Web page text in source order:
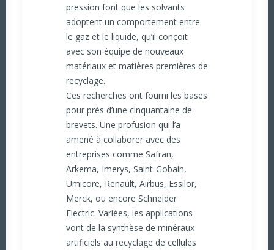
pression font que les solvants
adoptent un comportement entre
le gaz et le liquide, qu’il conçoit
avec son équipe de nouveaux
matériaux et matières premières de
recyclage.
Ces recherches ont fourni les bases
pour près d’une cinquantaine de
brevets. Une profusion qui l’a
amené à collaborer avec des
entreprises comme Safran,
Arkema, Imerys, Saint-Gobain,
Umicore, Renault, Airbus, Essilor,
Merck, ou encore Schneider
Electric. Variées, les applications
vont de la synthèse de minéraux
artificiels au recyclage de cellules